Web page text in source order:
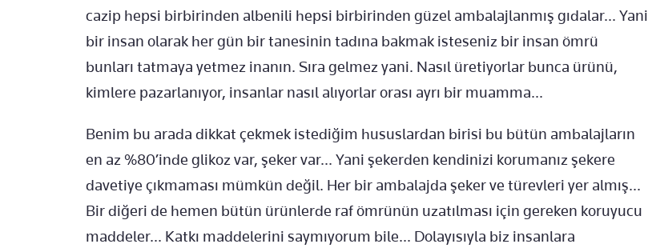
cazip hepsi birbirinden albenili hepsi birbirinden güzel ambalajlanmış gıdalar... Yani
bir insan olarak her gün bir tanesinin tadına bakmak isteseniz bir insan ömrü
bunları tatmaya yetmez inanın. Sıra gelmez yani. Nasıl üretiyorlar bunca ürünü,
kimlere pazarlanıyor, insanlar nasıl alıyorlar orası ayrı bir muamma...
Benim bu arada dikkat çekmek istediğim hususlardan birisi bu bütün ambalajların
en az %80’inde glikoz var, şeker var... Yani şekerden kendinizi korumanız şekere
davetiye çıkmaması mümkün değil. Her bir ambalajda şeker ve türevleri yer almış...
Bir diğeri de hemen bütün ürünlerde raf ömrünün uzatılması için gereken koruyucu
maddeler... Katkı maddelerini saymıyorum bile... Dolayısıyla biz insanlara